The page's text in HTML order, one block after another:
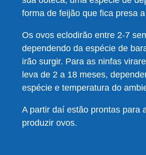
forma de feijão que fica presa
Os ovos eclodirão entre 2-7
dependendo da espécie de
irão surgir. Para as ninfas
leva de 2 a 18 meses,
espécie e temperatura do
A partir daí estão prontas para
produzir ovos.